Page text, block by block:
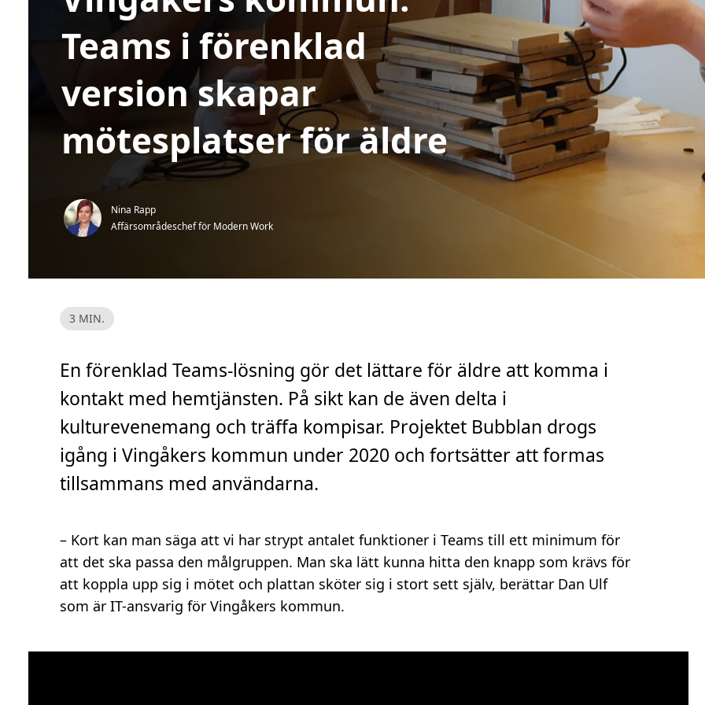
Teams i förenklad
version skapar
mötesplatser för äldre
Nina Rapp
Affärsområdeschef för Modern Work
L
ä
d
,
3
m
n
.
3 MIN.
En förenklad Teams-lösning gör det lättare för äldre att komma i
kontakt med hemtjänsten. På sikt kan de även delta i
kulturevenemang och träffa kompisar. Projektet Bubblan drogs
igång i Vingåkers kommun under 2020 och fortsätter att formas
tillsammans med användarna.
– Kort kan man säga att vi har strypt antalet funktioner i Teams till ett minimum för
att det ska passa den målgruppen. Man ska lätt kunna hitta den knapp som krävs för
att koppla upp sig i mötet och plattan sköter sig i stort sett själv, berättar Dan Ulf
som är IT-ansvarig för Vingåkers kommun.